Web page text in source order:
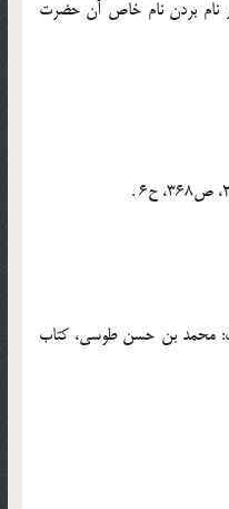
نام بردن نام خاص آن حضرت
ص288، ح2 و نيز ر.ك: محمد بن حسن طوسي، كتاب